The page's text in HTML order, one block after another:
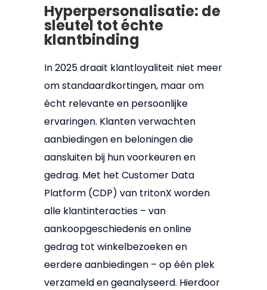
Hyperpersonalisatie: de
sleutel tot échte
klantbinding
In 2025 draait klantloyaliteit niet meer
om standaardkortingen, maar om
écht relevante en persoonlijke
ervaringen. Klanten verwachten
aanbiedingen en beloningen die
aansluiten bij hun voorkeuren en
gedrag. Met het Customer Data
Platform (CDP) van tritonX worden
alle klantinteracties – van
aankoopgeschiedenis en online
gedrag tot winkelbezoeken en
eerdere aanbiedingen – op één plek
verzameld en geanalyseerd. Hierdoor